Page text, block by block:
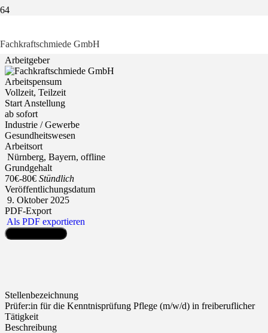
Fachkraftschmiede GmbH
Arbeitgeber
Arbeitspensum
Vollzeit, Teilzeit
Start Anstellung
ab sofort
Industrie / Gewerbe
Gesundheitswesen
Arbeitsort
Nürnberg, Bayern, offline
Grundgehalt
70€-80€ Stündlich
Veröffentlichungsdatum
9. Oktober 2025
PDF-Export
Als PDF exportieren
Stellenbezeichnung
Prüfer:in für die Kenntnisprüfung Pflege (m/w/d) in freiberuflicher
Tätigkeit
Beschreibung